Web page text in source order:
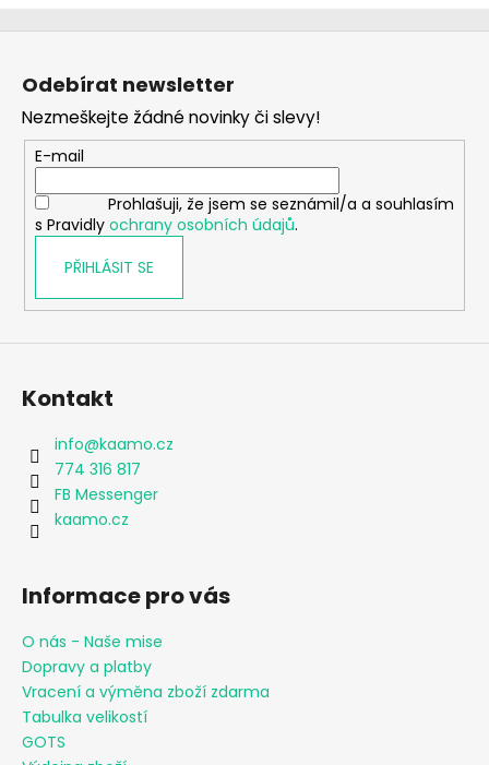
Z
Odebírat newsletter
Nezmeškejte žádné novinky či slevy!
E-mail
Prohlašuji, že jsem se seznámil/a a souhlasím
s Pravidly ochrany osobních údajů.
PŘIHLÁSIT SE
Kontakt
info@kaamo.cz
774 316 817
FB Messenger
kaamo.cz
Informace pro vás
O nás - Naše mise
Dopravy a platby
Vracení a výměna zboží zdarma
Tabulka velikostí
GOTS